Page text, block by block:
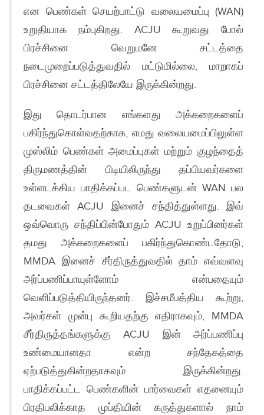
என பெண்கள் செயற்பாட்டு வலையமைப்பு (WAN)
உறுதியாக நம்புகிறது. ACJU கூறுவது போல்
பிரச்சினை வெறுமனே சட்டத்தை
நடைமுறைப்படுத்துவதில் மட்டுமில்லை, மாறாகப்
பிரச்சினை சட்டத்திலேயே இருக்கின்றது.
இது தொடர்பான எங்களது அக்கறைகளைப்
பகிர்ந்துகொள்வதற்காக, எமது வலையமைப்பிலுள்ள
முஸ்லிம் பெண்கள் அமைப்புகள் மற்றும் குழந்தைத்
திருமணத்தின் பிடியிலிருந்து தப்பியவர்களை
உள்ளடக்கிய பாதிக்கப்பட பெண்களுடன் WAN பல
தடவைகள் ACJU இனைச் சந்தித்துள்ளது. இவ்
ஒவ்வொரு சந்திப்பின்போதும் ACJU உறுப்பினர்கள்
தமது அக்கறைகளைப் பகிர்ந்துகொண்டதோடு,
MMDA இனைச் சீர்திருத்துவதில் தாம் எவ்வளவு
அர்ப்பணிப்பாயுள்ளோம் என்பதையும்
வெளிப்படுத்தியிருந்தனர். இச்சமீபத்திய கூற்று,
அவர்கள் முன்பு கூறியதற்கு எதிராகவும், MMDA
சீர்திருத்தங்களுக்கு ACJU இன் அர்ப்பணிப்பு
உண்மையானதா என்ற சந்தேகத்தை
ஏற்படுத்துகின்றதாகவும் இருக்கின்றது.
பாதிக்கப்பட்ட பெண்களின் பார்வைகள் எதனையும்
பிரதிபலிக்காத முப்தியின் கருத்துகளால் நாம்